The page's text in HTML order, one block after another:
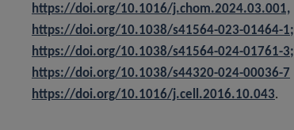
https://doi.org/10.1016/j.chom.2024.03.001,
https://doi.org/10.1038/s41564-023-01464-1;
https://doi.org/10.1038/s41564-024-01761-3;
https://doi.org/10.1038/s44320-024-00036-7
https://doi.org/10.1016/j.cell.2016.10.043.